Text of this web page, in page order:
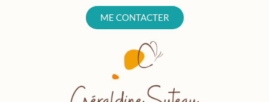
ME CONTACTER